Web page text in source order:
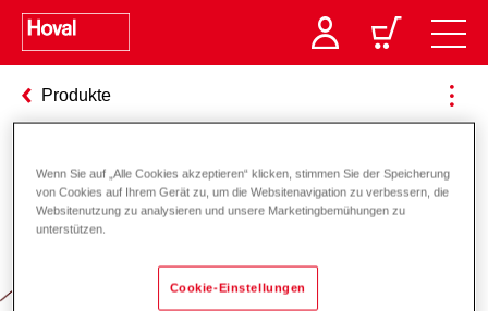
Produkte
Verantwortung für Energie und
Wenn Sie auf „Alle Cookies akzeptieren“ klicken, stimmen Sie der Speicherung
von Cookies auf Ihrem Gerät zu, um die Websitenavigation zu verbessern, die
Websitenutzung zu analysieren und unsere Marketingbemühungen zu
unterstützen.
Cookie-Einstellungen